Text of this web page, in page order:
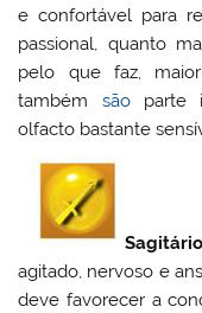
e confortável para
passional, quanto
pelo que faz,
também sãoparte
olfacto bastante
agitado, nervoso e
deve favorecer a